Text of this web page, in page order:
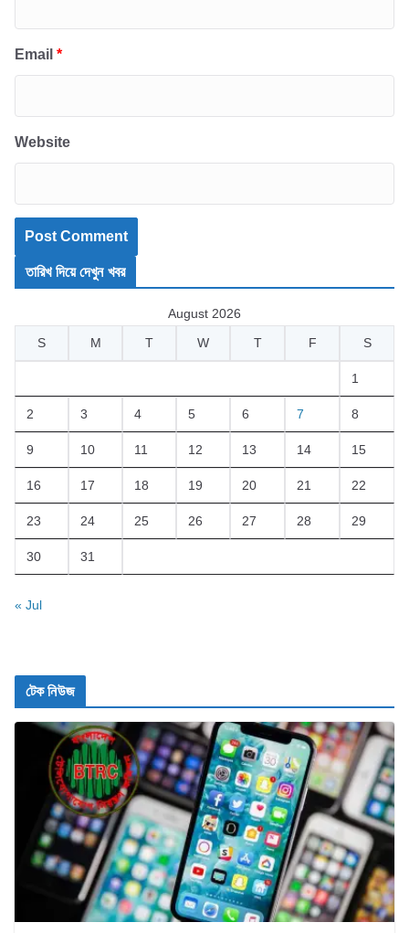
Email *
Website
তারিখ দিয়ে দেখুন খবর
August 2026
S
M T W T F S
1
2 3 4 5 6 7 8
9 10 11 12 13 14 15
16 17 18 19 20 21 22
23 24 25 26 27 28 29
30 31
« Jul
টেক নিউজ